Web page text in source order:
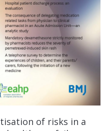
of risks in a